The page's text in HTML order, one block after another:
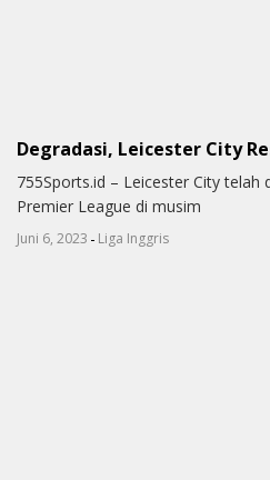
Degradasi, Leicester City
755Sports.id – Leicester City telah
Premier League di musim
Juni 6, 2023 - Liga Inggris